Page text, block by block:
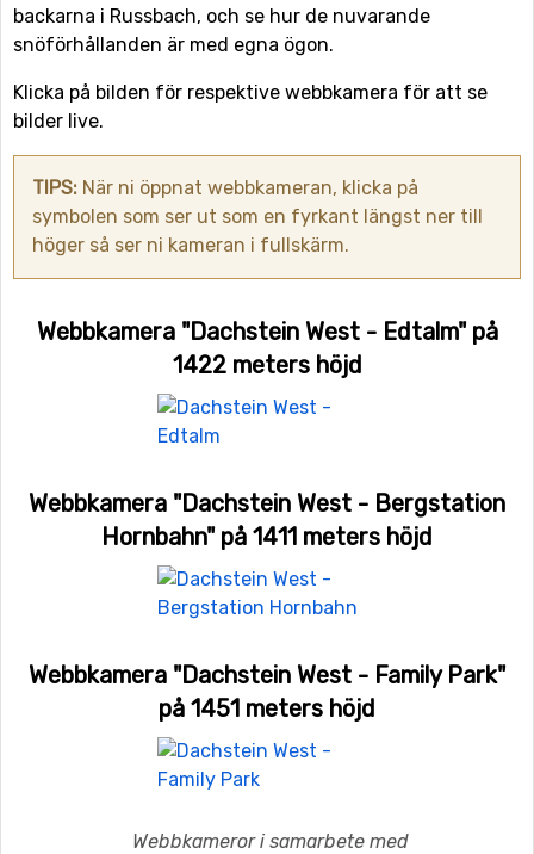
backarna i Russbach, och se hur de nuvarande
snöförhållanden är med egna ögon.
Klicka på bilden för respektive webbkamera för att se
bilder live.
TIPS: När ni öppnat webbkameran, klicka på
symbolen som ser ut som en fyrkant längst ner till
höger så ser ni kameran i fullskärm.
Webbkamera "Dachstein West - Edtalm" på
1422 meters höjd
Webbkamera "Dachstein West - Bergstation
Hornbahn" på 1411 meters höjd
Webbkamera "Dachstein West - Family Park"
på 1451 meters höjd
Webbkameror i samarbete med